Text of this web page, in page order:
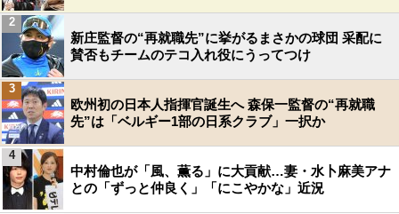
新庄監督の“再就職先”に挙がるまさかの球団 采配に
賛否もチームのテコ入れ役にうってつけ
2
欧州初の日本人指揮官誕生へ 森保一監督の“再就職
先”は「ベルギー1部の日系クラブ」一択か
3
中村倫也が「風、薫る」に大貢献…妻・水卜麻美アナ
との「ずっと仲良く」「にこやかな」近況
4